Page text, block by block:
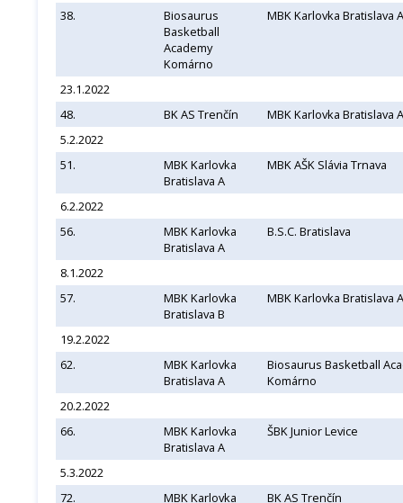
38.
Biosaurus
Basketball
Academy
Komárno
MBK Karlovka Bratislava A
23.1.2022
48.
BK AS Trenčín
MBK Karlovka Bratislava A
5.2.2022
51.
MBK Karlovka
Bratislava A
MBK AŠK Slávia Trnava
6.2.2022
56.
MBK Karlovka
Bratislava A
B.S.C. Bratislava
8.1.2022
57.
MBK Karlovka
Bratislava B
MBK Karlovka Bratislava A
19.2.2022
62.
MBK Karlovka
Bratislava A
Biosaurus Basketball
Komárno
20.2.2022
66.
MBK Karlovka
Bratislava A
ŠBK Junior Levice
5.3.2022
72.
MBK Karlovka BK AS Trenčín